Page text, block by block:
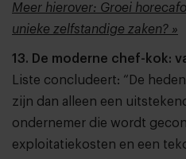
Meer hierover: Groei
unieke zelfstandige zaken? »
13. De moderne chef-kok:
Liste concludeert: “De
zijn dan alleen een
ondernemer die wordt
exploitatiekosten en een